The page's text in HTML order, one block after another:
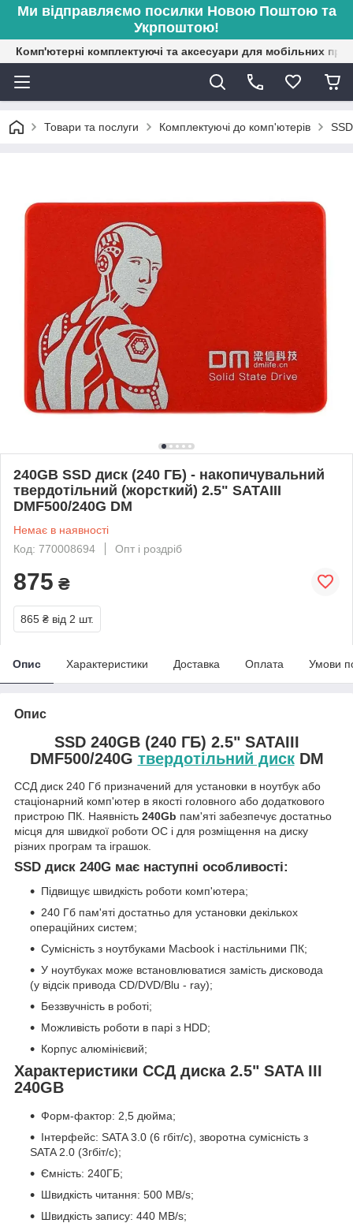
Ми відправляємо посилки Новою Поштою та
Укрпоштою!
Комп'ютерні комплектуючі та аксесуари для мобільних
Товари та послуги Комплектуючі до комп'ютерів
240GB SSD диск (240 ГБ) - накопичувальний
твердотільний (жорсткий) 2.5" SATAIII
DMF500/240G DM
Немає в наявності
Код: 770008694
Опт і роздріб
875 ₴
865 ₴ від 2 шт.
Опис Характеристики Доставка Оплата Умови
Опис
SSD 240GB (240 ГБ) 2.5" SATAIII
DMF500/240G твердотільний дискDM
ССД диск 240 Гб призначений для установки в ноутбук або
стаціонарний комп'ютер в якості головного або додаткового
пристрою ПК. Наявність 240Gb пам'яті забезпечує достатньо
місця для швидкої роботи ОС і для розміщення на диску
різних програм та іграшок.
SSD диск 240G має наступні особливості:
Підвищує швидкість роботи комп'ютера;
240 Гб пам'яті достатньо для установки декількох
операційних систем;
Сумісність з ноутбуками Macbook і настільними ПК;
У ноутбуках може встановлюватися замість дисковода
(у відсік привода CD/DVD/Blu - ray);
Беззвучність в роботі;
Можливість роботи в парі з HDD;
Корпус алюмінієвий;
Характеристики ССД диска 2.5" SATA III
240GB
Форм-фактор: 2,5 дюйма;
Інтерфейс: SATA 3.0 (6 гбіт/с), зворотна сумісність з
SATA 2.0 (3гбіт/с);
Ємність: 240ГБ;
Швидкість читання: 500 MB/s;
Швидкість запису: 440 MB/s;